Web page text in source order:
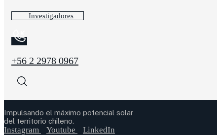
Investigadores
+56 2 2978 0967
Impulsando el máximo potencial solar
del territorio chileno.
Instagram Youtube LinkedIn